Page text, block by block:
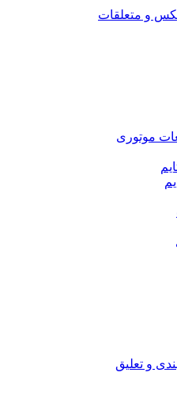
و متعلقات
موتوری
و تعلیق